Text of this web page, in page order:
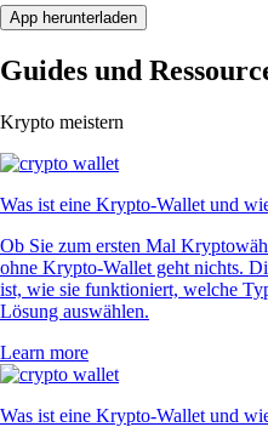
App herunterladen
Guides und
Krypto meistern
Was ist eine Krypto-Wallet und
Ob Sie zum ersten Mal
ohne Krypto-Wallet geht nichts.
ist, wie sie funktioniert, welche
Lösung auswählen.
Learn more
Was ist eine Krypto-Wallet und